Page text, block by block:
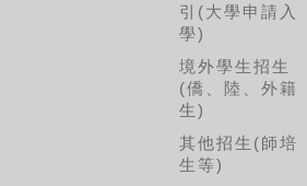
引(大學申請入
學)
境外學生招生
(僑、陸、外籍
生)
其他招生(師培
生等)